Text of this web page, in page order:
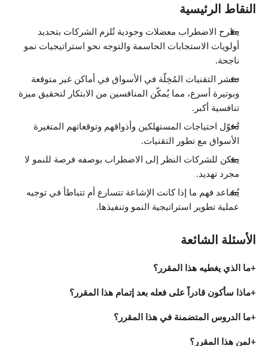
النقاط الرئيسية
يطرح الاضطراب معضلات وجودية تُلزم الشركات بتحديد
أولويات الاستجابات الحاسمة والتوجه نحو استراتيجيات نمو
ناجحة.
تنتشر التقنيات المُخِلّة في الأسواق في أماكن غير متوقعة
وبوتيرة أسرع، مما يُمكّن المنافسين من الابتكار لتحقيق ميزة
تنافسية أكبر.
تُحوّل احتياجات المستهلكين وأذواقهم وتوقعاتهم المتغيرة
الأسواق مع تطور التقنيات.
يمكن للشركات النظر إلى الاضطراب بوصفه فرصة للنمو لا
مجرد تهديد.
يُساعد فهم ما إذا كانت الإشاعة تتسارع أم تتباطأ في توجيه
عملية تطوير استراتيجية النمو وتنفيذها.
الأسئلة الشائعة
ما الذي يغطيه هذا المقرر؟
ماذا سأكون قادراً على فعله بعد إتمام هذا المقرر؟
ما الدروس المتضمنة في هذا المقرر؟
لمن هذا المقرر؟